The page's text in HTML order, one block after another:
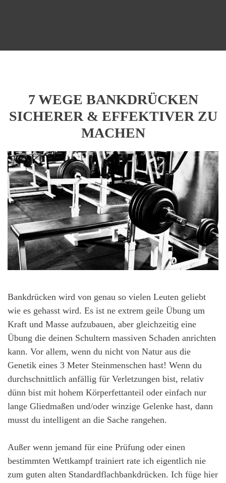
7 WEGE BANKDRÜCKEN
SICHERER & EFFEKTIVER ZU
MACHEN
Bankdrücken wird von genau so vielen Leuten geliebt
wie es gehasst wird. Es ist ne extrem geile Übung um
Kraft und Masse aufzubauen, aber gleichzeitig eine
Übung die deinen Schultern massiven Schaden anrichten
kann. Vor allem, wenn du nicht von Natur aus die
Genetik eines 3 Meter Steinmenschen hast! Wenn du
durchschnittlich anfällig für Verletzungen bist, relativ
dünn bist mit hohem Körperfettanteil oder einfach nur
lange Gliedmaßen und/oder winzige Gelenke hast, dann
musst du intelligent an die Sache rangehen.
Außer wenn jemand für eine Prüfung oder einen
bestimmten Wettkampf trainiert rate ich eigentlich nie
zum guten alten Standardflachbankdrücken. Ich füge hier